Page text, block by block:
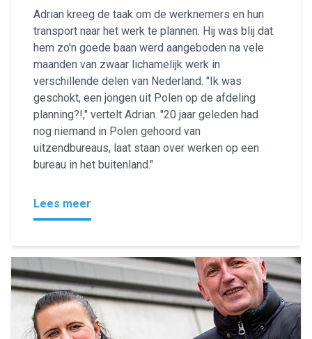
Adrian kreeg de taak om de werknemers en hun
transport naar het werk te plannen. Hij was blij dat
hem zo'n goede baan werd aangeboden na vele
maanden van zwaar lichamelijk werk in
verschillende delen van Nederland. "Ik was
geschokt, een jongen uit Polen op de afdeling
planning?!," vertelt Adrian. "20 jaar geleden had
nog niemand in Polen gehoord van
uitzendbureaus, laat staan over werken op een
bureau in het buitenland."
Lees meer